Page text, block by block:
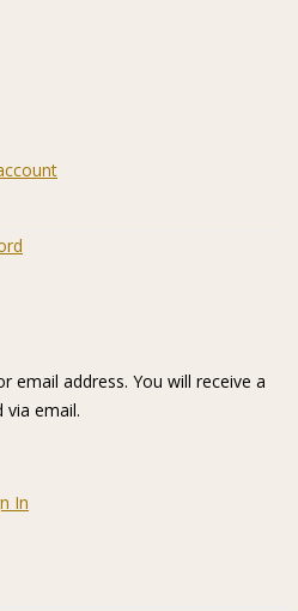
email address. You will receive a
via email.
In